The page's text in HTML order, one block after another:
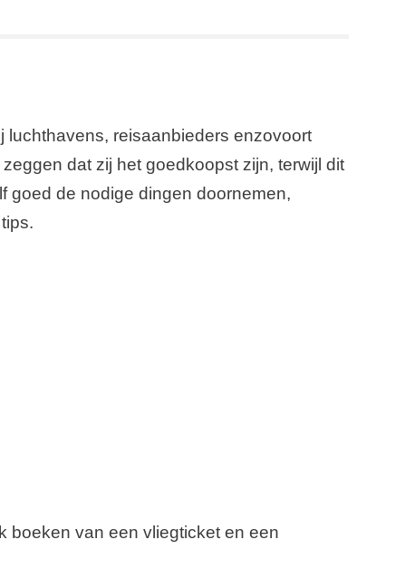
luchthavens, reisaanbieders enzovoort
dat zij het goedkoopst zijn, terwijl dit
goed de nodige dingen doornemen,
boeken van een vliegticket en een